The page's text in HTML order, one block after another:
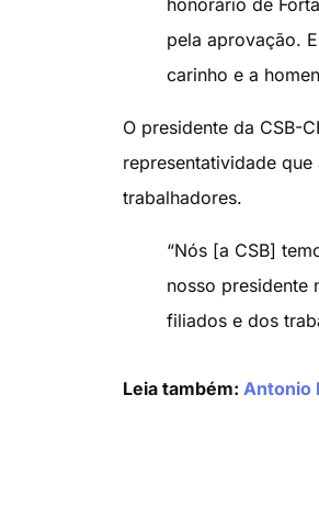
pela aprovação.
carinho e a
O presidente da CSB-
representatividade
trabalhadores.
“Nós [a CSB]
nosso presidente
filiados e dos
Leia também: Antonio